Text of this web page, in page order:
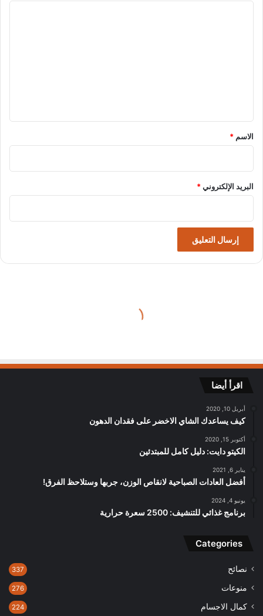
*
الاسم *
البريد الإلكتروني*
اقرأ أيضا
أبريل 10, 2020
كيف يساعدك الشاي الاخضر على فقدان الدهون
أكتوبر 15, 2020
الكيتو دايت: دليل كامل للمبتدئين
يناير 6, 2021
أفضل العادات الصباحية لانقاص الوزن، جربها وستلاحظ الفرق!
يونيو 4, 2024
برنامج غذائي للتنشيف: 2500 سعرة حرارية
Categories
نصائح 337
منوعات 276
كمال الاجسام 224